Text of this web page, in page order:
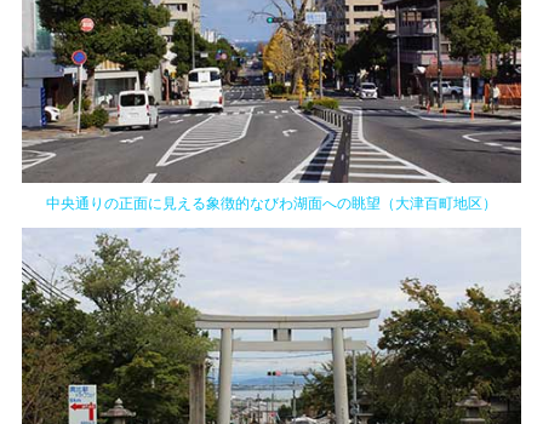
中央通りの正面に見える象徴的なびわ湖面への眺望（大津百町地区）